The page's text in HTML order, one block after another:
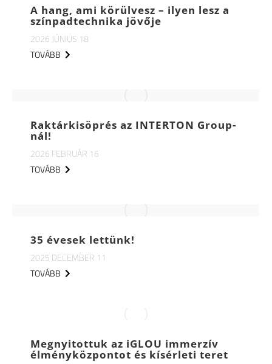
A hang, ami körülvesz – ilyen lesz a
színpadtechnika jövője
2026 JÚNIUS 18
TOVÁBB
Raktárkisöprés az INTERTON Group-
nál!
2026 FEBRUÁR 16
TOVÁBB
35 évesek lettünk!
2025 DECEMBER 11
TOVÁBB
Megnyitottuk az iGLOU immerzív
élményközpontot és kísérleti teret